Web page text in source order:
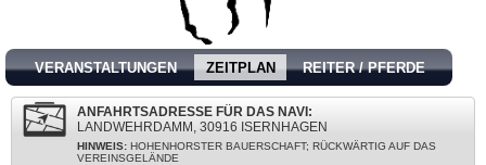
VERANSTALTUNGEN ZEITPLAN REITER / PFERDE
ANFAHRTSADRESSE FÜR DAS NAVI:
LANDWEHRDAMM, 30916 ISERNHAGEN
HINWEIS: HOHENHORSTER BAUERSCHAFT; RÜCKWÄRTIG AUF DAS
VEREINSGELÄNDE